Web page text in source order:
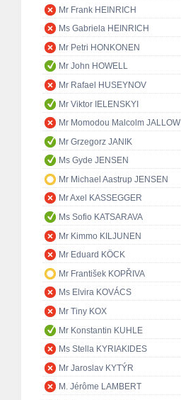
Mr Frank HEINRICH
Ms Gabriela HEINRICH
Mr Petri HONKONEN
Mr John HOWELL
Mr Rafael HUSEYNOV
Mr Viktor IELENSKYI
Mr Momodou Malcolm JALLOW
Mr Grzegorz JANIK
Ms Gyde JENSEN
Mr Michael Aastrup JENSEN
Mr Axel KASSEGGER
Ms Sofio KATSARAVA
Mr Kimmo KILJUNEN
Mr Eduard KÖCK
Mr František KOPŘIVA
Ms Elvira KOVÁCS
Mr Tiny KOX
Mr Konstantin KUHLE
Ms Stella KYRIAKIDES
Mr Jaroslav KYTÝR
M. Jérôme LAMBERT